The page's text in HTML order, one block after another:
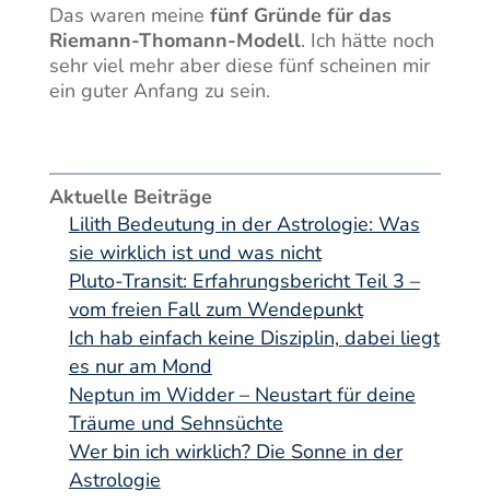
Das waren meine fünf Gründe für das
Riemann-Thomann-Modell. Ich hätte noch
sehr viel mehr aber diese fünf scheinen mir
ein guter Anfang zu sein.
Aktuelle Beiträge
Lilith Bedeutung in der Astrologie: Was
sie wirklich ist und was nicht
Pluto-Transit: Erfahrungsbericht Teil 3 –
vom freien Fall zum Wendepunkt
Ich hab einfach keine Disziplin, dabei liegt
es nur am Mond
Neptun im Widder – Neustart für deine
Träume und Sehnsüchte
Wer bin ich wirklich? Die Sonne in der
Astrologie